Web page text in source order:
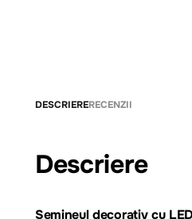
DESCRIERERECENZII
Descriere
Șemineul decorativ cu